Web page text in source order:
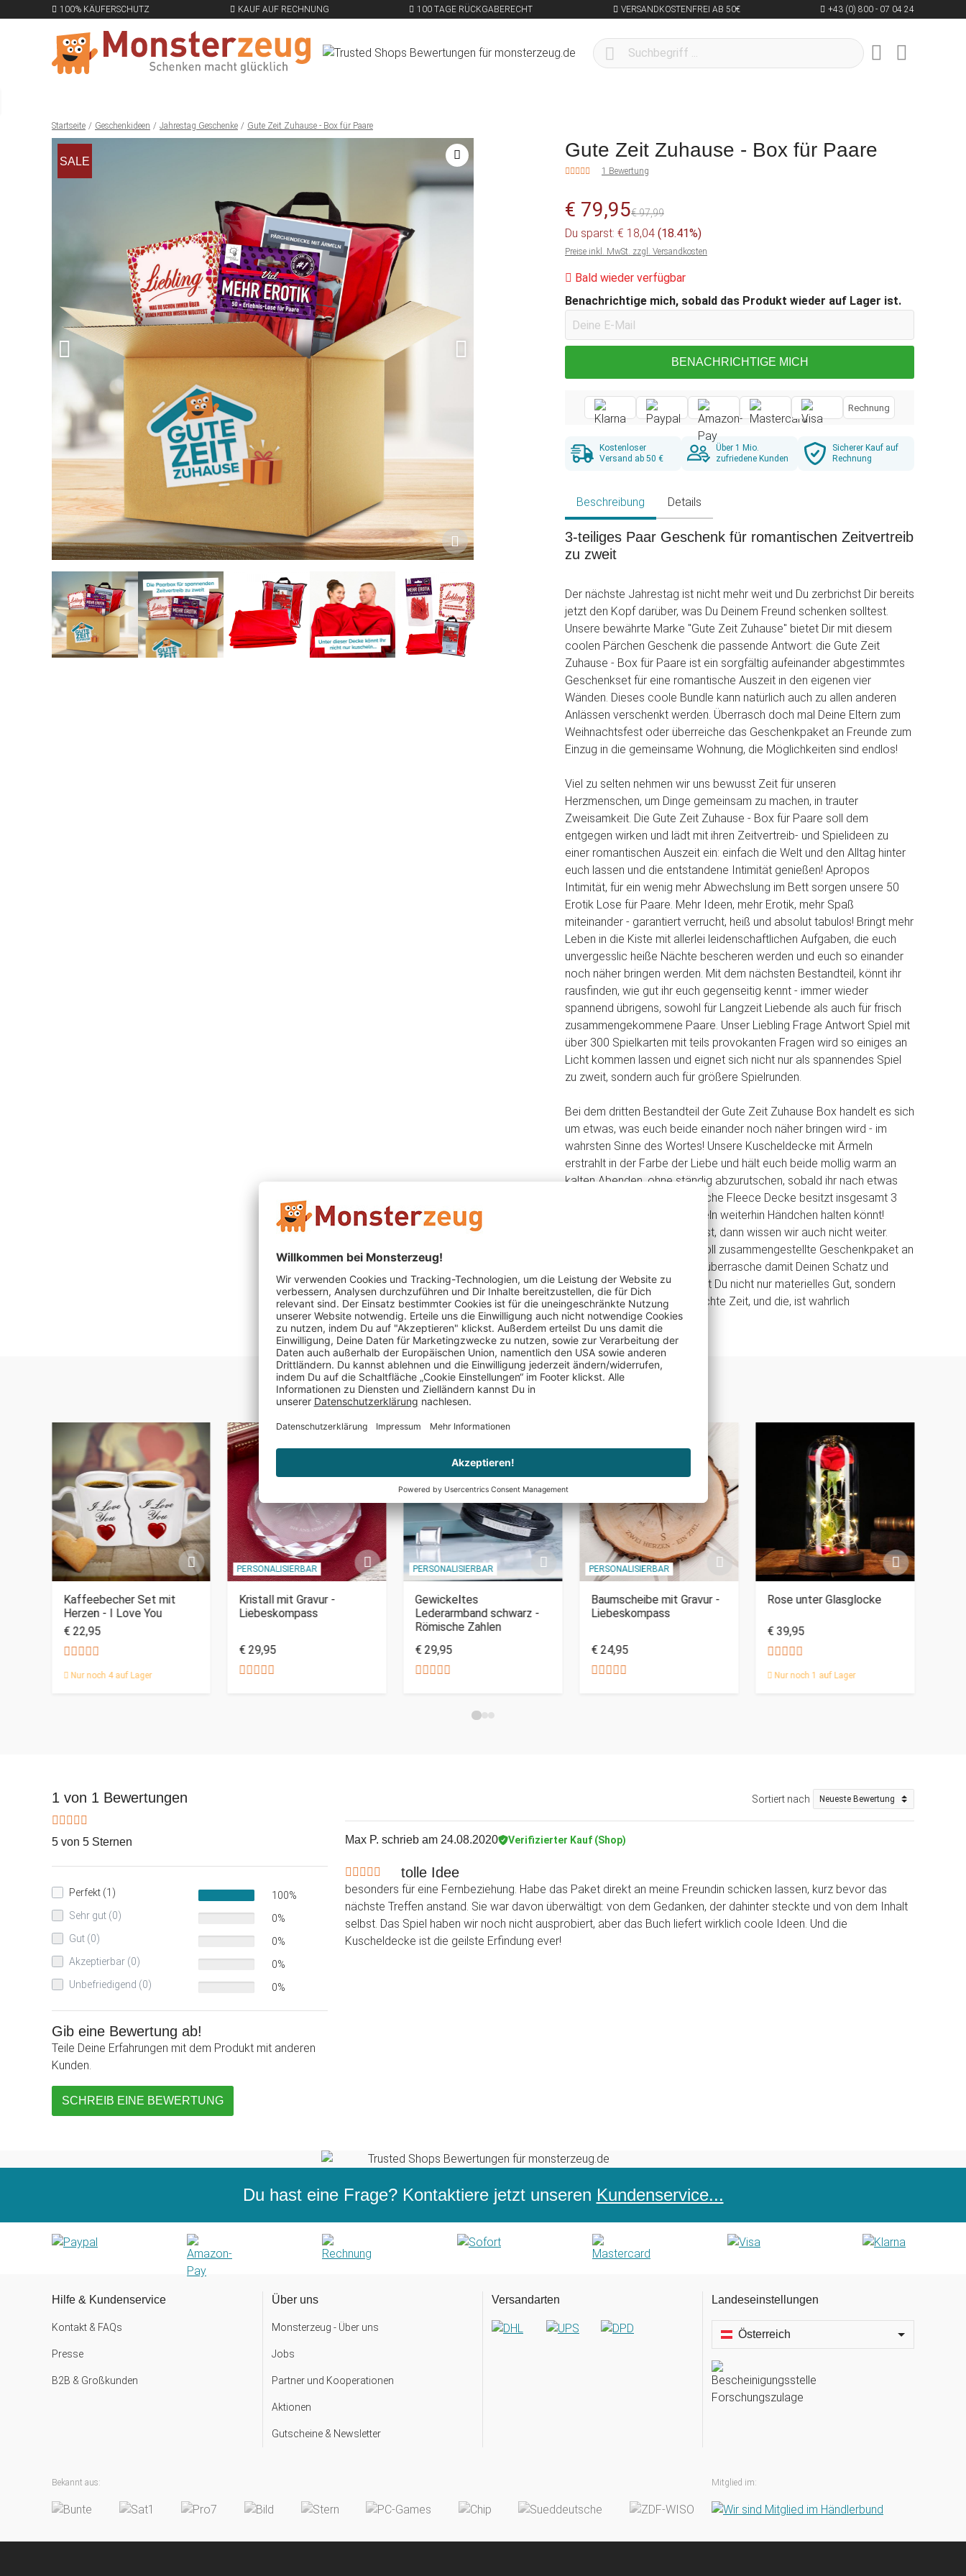
100% KÄUFERSCHUTZ KAUF AUF RECHNUNG 100 TAGE RÜCKGABERECHT VERSANDKOSTENFREI AB 50€ +43 (0) 800 - 07 04 24
Startseite Geschenkideen Jahrestag Geschenke Gute Zeit Zuhause - Box für Paare
SALE Gute Zeit Zuhause - Box für Paare
1 Bewertung
€ 79,95€ 97,99
Du sparst: € 18,04 (18.41%)
Preise inkl. MwSt. zzgl. Versandkosten
Bald wieder verfügbar
Benachrichtige mich, sobald das Produkt wieder auf Lager ist.
BENACHRICHTIGE MICH
Rechnung
Kostenloser
Versand ab 50 €
Über 1 Mio.
zufriedene Kunden
Sicherer Kauf auf
Rechnung
Beschreibung Details
3-teiliges Paar Geschenk für romantischen Zeitvertreib
zu zweit
Der nächste Jahrestag ist nicht mehr weit und Du zerbrichst Dir bereits
jetzt den Kopf darüber, was Du Deinem Freund schenken solltest.
Unsere bewährte Marke "Gute Zeit Zuhause" bietet Dir mit diesem
coolen Pärchen Geschenk die passende Antwort: die Gute Zeit
Zuhause - Box für Paare ist ein sorgfältig aufeinander abgestimmtes
Geschenkset für eine romantische Auszeit in den eigenen vier
Wänden. Dieses coole Bundle kann natürlich auch zu allen anderen
Anlässen verschenkt werden. Überrasch doch mal Deine Eltern zum
Weihnachtsfest oder überreiche das Geschenkpaket an Freunde zum
Einzug in die gemeinsame Wohnung, die Möglichkeiten sind endlos!
Viel zu selten nehmen wir uns bewusst Zeit für unseren
Herzmenschen, um Dinge gemeinsam zu machen, in trauter
Zweisamkeit. Die Gute Zeit Zuhause - Box für Paare soll dem
entgegen wirken und lädt mit ihren Zeitvertreib- und Spielideen zu
einer romantischen Auszeit ein: einfach die Welt und den Alltag hinter
euch lassen und die entstandene Intimität genießen! Apropos
Intimität, für ein wenig mehr Abwechslung im Bett sorgen unsere 50
Erotik Lose für Paare. Mehr Ideen, mehr Erotik, mehr Spaß
miteinander - garantiert verrucht, heiß und absolut tabulos! Bringt mehr
Leben in die Kiste mit allerlei leidenschaftlichen Aufgaben, die euch
unvergesslic heiße Nächte bescheren werden und euch so einander
noch näher bringen werden. Mit dem nächsten Bestandteil, könnt ihr
rausfinden, wie gut ihr euch gegenseitig kennt - immer wieder
spannend übrigens, sowohl für Langzeit Liebende als auch für frisch
zusammengekommene Paare. Unser Liebling Frage Antwort Spiel mit
über 300 Spielkarten mit teils provokanten Fragen wird so einiges an
Licht kommen lassen und eignet sich nicht nur als spannendes Spiel
zu zweit, sondern auch für größere Spielrunden.
Bei dem dritten Bestandteil der Gute Zeit Zuhause Box handelt es sich
um etwas, was euch beide einander noch näher bringen wird - im
wahrsten Sinne des Wortes! Unsere Kuscheldecke mit Ärmeln
erstrahlt in der Farbe der Liebe und hält euch beide mollig warm an
kalten Abenden, ohne ständig abzurutschen, sobald ihr nach etwas
greifen wollt. Die kuschelweiche Fleece Decke besitzt insgesamt 3
Ärmel, damit ihr beim Kuscheln weiterhin Händchen halten könnt!
Wenn das nicht romantisch ist, dann wissen wir auch nicht weiter.
Verschenke dieses sorgenvoll zusammengestellte Geschenkpaket an
ein befreundetes Paar oder überrasche damit Deinen Schatz und
denk dran: damit verschenkst Du nicht nur materielles Gut, sondern
auch die gemeinsam verbrachte Zeit, und die, ist wahrlich
unbezahlbar!
Das könnte Dir auch gefallen
Kaffeebecher Set mit
Herzen - I Love You
€ 22,95
Nur noch 4 auf Lager
PERSONALISIERBAR
Kristall mit Gravur -
Liebeskompass
€ 29,95
PERSONALISIERBAR
Gewickeltes
Lederarmband schwarz -
Römische Zahlen
€ 29,95
PERSONALISIERBAR
Baumscheibe mit Gravur -
Liebeskompass
€ 24,95
Rose unter Glasglocke
€ 39,95
Nur noch 1 auf Lager
1 von 1 Bewertungen
5 von 5 Sternen
Perfekt (1)
100%
Sehr gut (0)
0%
Gut (0)
0%
Akzeptierbar (0)
0%
Unbefriedigend (0)
0%
Gib eine Bewertung ab!
Teile Deine Erfahrungen mit dem Produkt mit anderen
Kunden.
SCHREIB EINE BEWERTUNG
Sortiert nach
Max P. schrieb am 24.08.2020 Verifizierter Kauf (Shop)
tolle Idee
besonders für eine Fernbeziehung. Habe das Paket direkt an meine Freundin schicken lassen, kurz bevor das
nächste Treffen anstand. Sie war davon überwältigt: von dem Gedanken, der dahinter steckte und von dem Inhalt
selbst. Das Spiel haben wir noch nicht ausprobiert, aber das Buch liefert wirklich coole Ideen. Und die
Kuscheldecke ist die geilste Erfindung ever!
Du hast eine Frage? Kontaktiere jetzt unseren Kundenservice...
Hilfe & Kundenservice
Kontakt & FAQs
Presse
B2B & Großkunden
Über uns
Monsterzeug - Über uns
Jobs
Partner und Kooperationen
Aktionen
Gutscheine & Newsletter
Versandarten Landeseinstellungen
Österreich
Bekannt aus: Mitglied im: